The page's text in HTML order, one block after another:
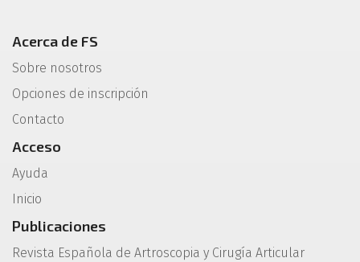
Acerca de FS
Sobre nosotros
Opciones de inscripción
Contacto
Acceso
Ayuda
Inicio
Publicaciones
Revista Española de Artroscopia y Cirugía Articular